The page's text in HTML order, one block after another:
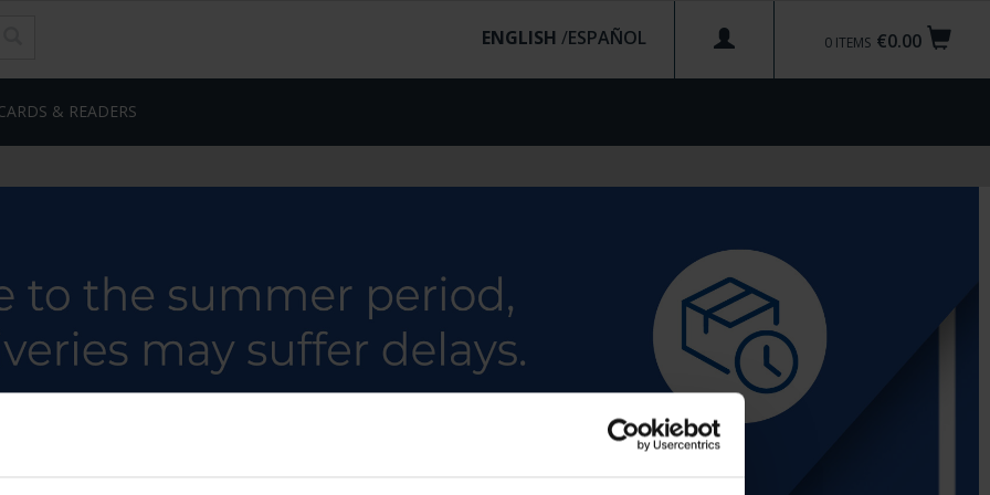
€0.00
0 ITEMS
ENGLISH /
& READERS